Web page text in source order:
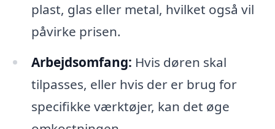
plast, glas eller metal, hvilket også vil
påvirke prisen.
Arbejdsomfang: Hvis døren skal
tilpasses, eller hvis der er brug for
specifikke værktøjer, kan det øge